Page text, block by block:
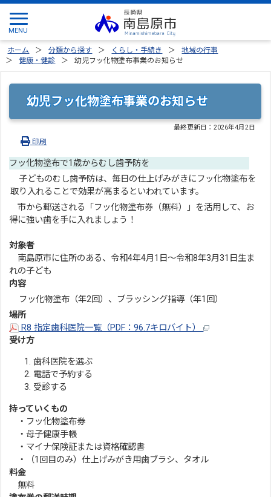
ホーム 分類から探す くらし・手続き
地域の行事
健康・健診
幼児フッ化物塗布事業のお知らせ
幼児フッ化物塗布事業のお知らせ
最終更新日：2026年4月2日
印刷
フッ化物塗布で1歳からむし歯予防を
子どものむし歯予防は、毎日の仕上げみがきにフッ化物塗布を
取り入れることで効果が高まるといわれています。
市から郵送される「フッ化物塗布券（無料）」を活用して、お
得に強い歯を手に入れましょう！
対象者
南島原市に住所のある、令和4年4月1日～令和8年3月31日生ま
れの子ども
内容
フッ化物塗布（年2回）、ブラッシング指導（年1回）
場所
R8 指定歯科医院一覧（PDF：96.7キロバイト）
受け方
歯科医院を選ぶ
電話で予約する
受診する
持っていくもの
・フッ化物塗布券
・母子健康手帳
・マイナ保険証または資格確認書
・（1回目のみ）仕上げみがき用歯ブラシ、タオル
料金
無料